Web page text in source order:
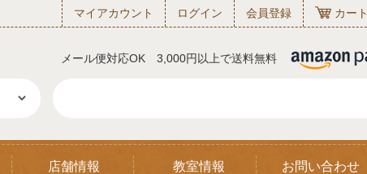
マイアカウント ログイン 会員登録 カート
メール便対応OK 3,000円以上で送料無料
店舗情報 教室情報 お問い合わせ